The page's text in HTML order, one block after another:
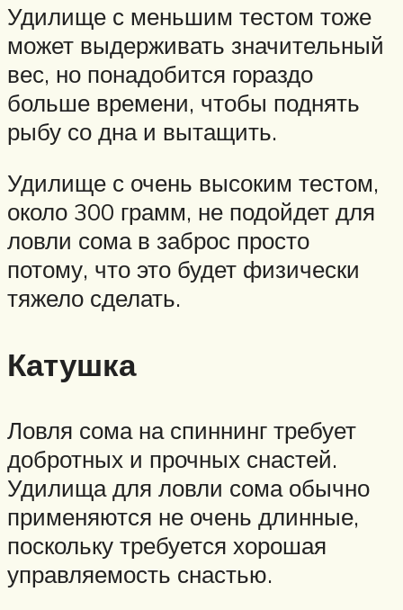
Удилище с меньшим тестом тоже
может выдерживать значительный
вес, но понадобится гораздо
больше времени, чтобы поднять
рыбу со дна и вытащить.
Удилище с очень высоким тестом,
около 300 грамм, не подойдет для
ловли сома в заброс просто
потому, что это будет физически
тяжело сделать.
Катушка
Ловля сома на спиннинг требует
добротных и прочных снастей.
Удилища для ловли сома обычно
применяются не очень длинные,
поскольку требуется хорошая
управляемость снастью.